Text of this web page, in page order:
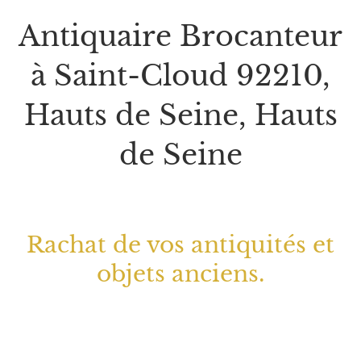
Antiquaire Brocanteur
à Saint-Cloud 92210,
Hauts de Seine, Hauts
de Seine
Rachat de vos antiquités et
objets anciens.